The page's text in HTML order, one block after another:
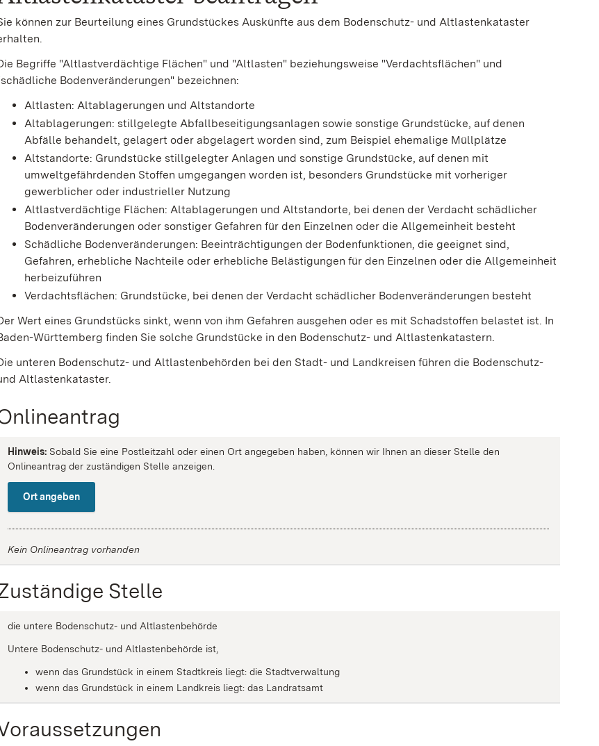
können zur Beurteilung eines Grundstückes Auskünfte aus dem Bodenschutz- und Altlastenkataster
Begriffe "Altlastverdächtige Flächen" und "Altlasten" beziehungsweise "Verdachtsflächen" und
Bodenveränderungen" bezeichnen:
Altlasten: Altablagerungen und Altstandorte
Altablagerungen: stillgelegte Abfallbeseitigungsanlagen sowie sonstige Grundstücke, auf denen
Abfälle behandelt, gelagert oder abgelagert worden sind, zum Beispiel ehemalige Müllplätze
Altstandorte: Grundstücke stillgelegter Anlagen und sonstige Grundstücke, auf denen mit
umweltgefährdenden Stoffen umgegangen worden ist, besonders Grundstücke mit vorheriger
gewerblicher oder industrieller Nutzung
Altlastverdächtige Flächen: Altablagerungen und Altstandorte, bei denen der Verdacht schädlicher
Bodenveränderungen oder sonstiger Gefahren für den Einzelnen oder die Allgemeinheit besteht
Schädliche Bodenveränderungen: Beeinträchtigungen der Bodenfunktionen, die geeignet sind,
Gefahren, erhebliche Nachteile oder erhebliche Belästigungen für den Einzelnen oder die Allgemeinheit
herbeizuführen
Verdachtsflächen: Grundstücke, bei denen der Verdacht schädlicher Bodenveränderungen besteht
Wert eines Grundstücks sinkt, wenn von ihm Gefahren ausgehen oder es mit Schadstoffen belastet ist. In
Württemberg finden Sie solche Grundstücke in den Bodenschutz- und Altlastenkatastern.
unteren Bodenschutz- und Altlastenbehörden bei den Stadt- und Landkreisen führen die Bodenschutz-
Altlastenkataster.
Hinweis: Sobald Sie eine Postleitzahl oder einen Ort angegeben haben, können wir Ihnen an dieser Stelle den
Onlineantrag der zuständigen Stelle anzeigen.
Ort angeben
Kein Onlineantrag vorhanden
Stelle
die untere Bodenschutz- und Altlastenbehörde
Untere Bodenschutz- und Altlastenbehörde ist,
wenn das Grundstück in einem Stadtkreis liegt: die Stadtverwaltung
wenn das Grundstück in einem Landkreis liegt: das Landratsamt